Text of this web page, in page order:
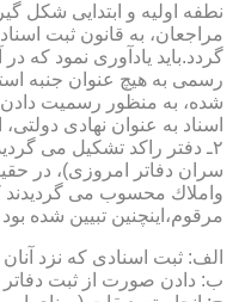
نطفه اولیه و ابتدایی شكل
گردد.باید یادآوری نمود كه
رسمی به هیچ عنوان جنبه
شده، به منظور رسمیت دادن
۲ـ دفتر راكد تشكیل می
سران دفاتر امروزی)، در
مرقوم،اینچنین تبیین شده
الف: ثبت اسنادی كه نزد
ب: دادن صورت از ثبت دفاتر